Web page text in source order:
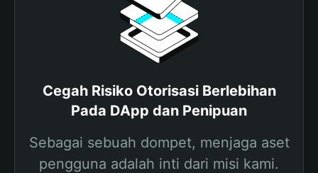
Cegah Risiko Otorisasi Berlebihan
Pada DApp dan Penipuan
Sebagai sebuah dompet, menjaga aset
pengguna adalah inti dari misi kami.